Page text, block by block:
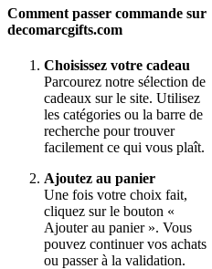
Comment passer commande sur
decomarcgifts.com
Choisissez votre cadeau
Parcourez notre sélection de
cadeaux sur le site. Utilisez
les catégories ou la barre de
recherche pour trouver
facilement ce qui vous plaît.
Ajoutez au panier
Une fois votre choix fait,
cliquez sur le bouton «
Ajouter au panier ». Vous
pouvez continuer vos achats
ou passer à la validation.